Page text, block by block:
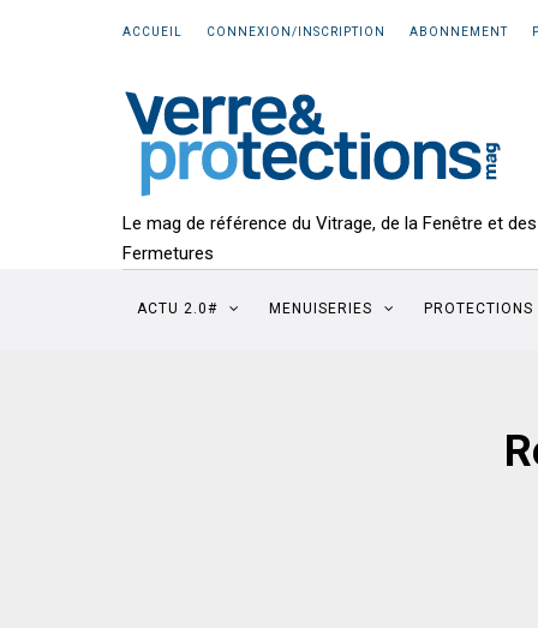
ACCUEIL CONNEXION/INSCRIPTION ABONNEMENT
Le mag de référence du Vitrage, de la Fenêtre et des
Fermetures
ACTU 2.0# MENUISERIES PROTECTIONS